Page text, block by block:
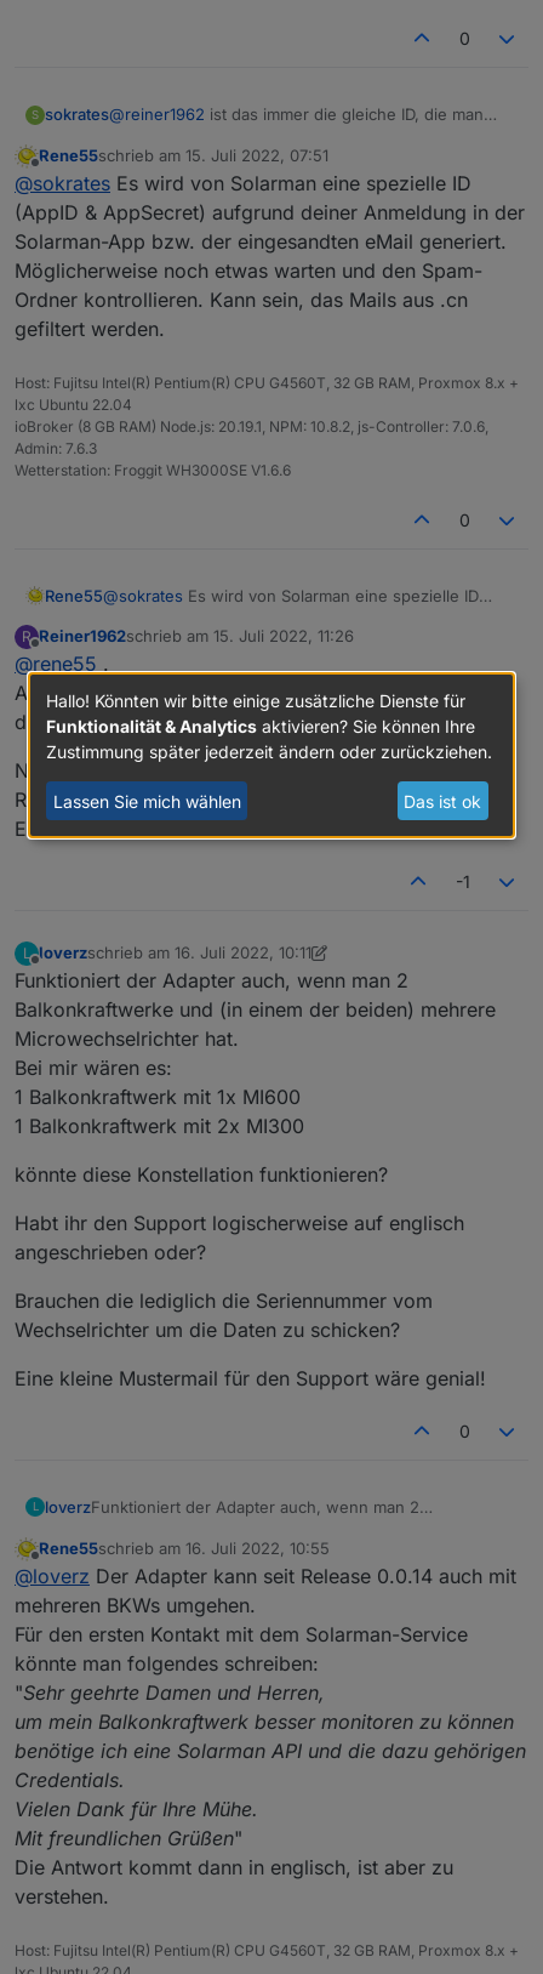
0
S sokrates@reiner1962 ist das immer die gleiche ID, die man
und habe leider noch keine info von denen erhalten :
(
Offline
Rene55schrieb am 15. Juli 2022, 07:51
zuletzt editiert von
@sokrates Es wird von Solarman eine spezielle ID
(AppID & AppSecret) aufgrund deiner Anmeldung in der
Solarman-App bzw. der eingesandten eMail generiert.
Möglicherweise noch etwas warten und den Spam-
Ordner kontrollieren. Kann sein, das Mails aus .cn
gefiltert werden.
Host: Fujitsu Intel(R) Pentium(R) CPU G4560T, 32 GB RAM, Proxmox 8.x +
lxc Ubuntu 22.04
ioBroker (8 GB RAM) Node.js: 20.19.1, NPM: 10.8.2, js-Controller: 7.0.6,
Admin: 7.6.3
Wetterstation: Froggit WH3000SE V1.6.6
0
Rene55@sokrates Es wird von Solarman eine spezielle ID
der Solarman-App bzw. der eingesandten eMail
generiert. Möglicherweise noch etwas warten und
aus .cn gefiltert werden.
R
Offline
Reiner1962schrieb am 15. Juli 2022, 11:26
zuletzt editiert von
@rene55 .
Also beide Balkonkraftwerke super erkannt. Installation
dauert recht lange, aber lief durch.
Noch ein Zusatz, Bosswerk 600 steht ja oben, aber
Rainer, Du kannst es erweitern auf Deye SUN300G3-
EU-230 :-)
-1
L
Offline
loverzschrieb am 16. Juli 2022, 10:11
zuletzt editiert von loverz
Funktioniert der Adapter auch, wenn man 2
Balkonkraftwerke und (in einem der beiden) mehrere
Microwechselrichter hat.
Bei mir wären es:
1 Balkonkraftwerk mit 1x MI600
1 Balkonkraftwerk mit 2x MI300
könnte diese Konstellation funktionieren?
Habt ihr den Support logischerweise auf englisch
angeschrieben oder?
Brauchen die lediglich die Seriennummer vom
Wechselrichter um die Daten zu schicken?
Eine kleine Mustermail für den Support wäre genial!
0
L loverzFunktioniert der Adapter auch, wenn man 2
Microwechselrichter hat.
Bei mir wären es:
1 Balkonkraftwerk mit 1x MI600
1 Balkonkraftwerk mit 2x MI300
könnte diese Konstellation funktionieren?
Habt ihr den Support logischerweise auf englisch
angeschrieben oder?
Brauchen die lediglich die Seriennummer vom
Wechselrichter um die Daten zu schicken?
Eine kleine Mustermail für den Support wäre genial!
Offline
Rene55schrieb am 16. Juli 2022, 10:55
zuletzt editiert von
@loverz Der Adapter kann seit Release 0.0.14 auch mit
mehreren BKWs umgehen.
Für den ersten Kontakt mit dem Solarman-Service
könnte man folgendes schreiben:
"Sehr geehrte Damen und Herren,
um mein Balkonkraftwerk besser monitoren zu können
benötige ich eine Solarman API und die dazu gehörigen
Credentials.
Vielen Dank für Ihre Mühe.
Mit freundlichen Grüßen"
Die Antwort kommt dann in englisch, ist aber zu
verstehen.
Host: Fujitsu Intel(R) Pentium(R) CPU G4560T, 32 GB RAM, Proxmox 8.x +
Hallo! Könnten wir bitte einige zusätzliche Dienste für
Funktionalität & Analytics aktivieren? Sie können Ihre
Zustimmung später jederzeit ändern oder zurückziehen.
Lassen Sie mich wählen Das ist ok